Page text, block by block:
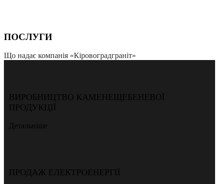
ПОСЛУГИ
Що надає компанія «Кіровоградграніт»
ВИРОБНИЦТВО КАМЕНЕЩЕБЕНЕВОЇ
ПРОДУКЦІЇ
Детальніше
ПРОДАЖ ЕЛЕКТРОЕНЕРГІЇ